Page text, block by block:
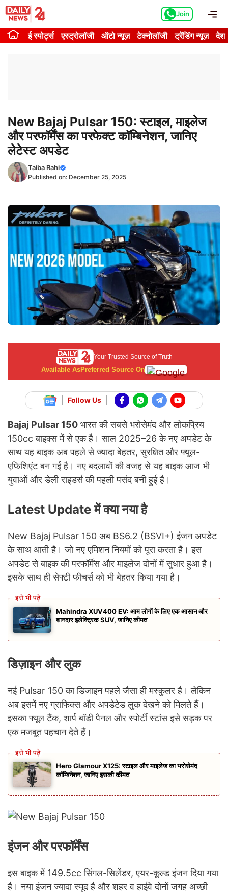
Skip
content
Join
ई स्पोर्ट्स एस्ट्रोलॉजी ऑटो न्यूज़ टेक्नोलॉजी ट्रेंडिंग न्यूज़ देश
New Bajaj Pulsar 150: स्टाइल, माइलेज
और परफॉर्मेंस का परफेक्ट कॉम्बिनेशन, जानिए
लेटेस्ट अपडेट
Taiba Rahi
Published on: December 25, 2025
Your Trusted Source of Truth
Available AsPreferred Source On
Follow Us
Bajaj Pulsar 150 भारत की सबसे भरोसेमंद और लोकप्रिय
150cc बाइक्स में से एक है। साल 2025–26 के नए अपडेट के
साथ यह बाइक अब पहले से ज्यादा बेहतर, सुरक्षित और फ्यूल-
एफिशिएंट बन गई है। नए बदलावों की वजह से यह बाइक आज भी
युवाओं और डेली राइडर्स की पहली पसंद बनी हुई है।
Latest Update में क्या नया है
New Bajaj Pulsar 150 अब BS6.2 (BSVI+) इंजन अपडेट
के साथ आती है। जो नए एमिशन नियमों को पूरा करता है। इस
अपडेट से बाइक की परफॉर्मेंस और माइलेज दोनों में सुधार हुआ है।
इसके साथ ही सेफ्टी फीचर्स को भी बेहतर किया गया है।
Mahindra XUV400 EV: आम लोगों के लिए एक आसान और
शानदार इलेक्ट्रिक SUV, जानिए कीमत
डिज़ाइन और लुक
नई Pulsar 150 का डिजाइन पहले जैसा ही मस्कुलर है। लेकिन
अब इसमें नए ग्राफिक्स और अपडेटेड लुक देखने को मिलते हैं।
इसका फ्यूल टैंक, शार्प बॉडी पैनल और स्पोर्टी स्टांस इसे सड़क पर
एक मजबूत पहचान देते हैं।
Hero Glamour X125: स्टाइल और माइलेज का भरोसेमंद
कॉम्बिनेशन, जानिए इसकी कीमत
इंजन और परफॉर्मेंस
इस बाइक में 149.5cc सिंगल-सिलेंडर, एयर-कूल्ड इंजन दिया गया
है। नया इंजन ज्यादा स्मूद है और शहर व हाईवे दोनों जगह अच्छी